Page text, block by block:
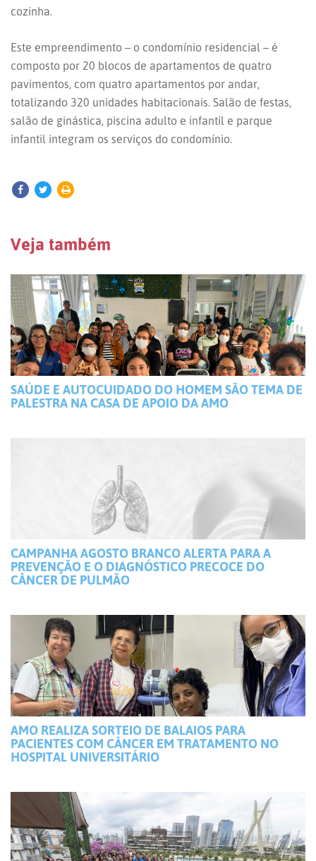
cozinha.
Este empreendimento – o condomínio residencial – é
composto por 20 blocos de apartamentos de quatro
pavimentos, com quatro apartamentos por andar,
totalizando 320 unidades habitacionais. Salão de festas,
salão de ginástica, piscina adulto e infantil e parque
infantil integram os serviços do condomínio.
Veja também
SAÚDE E AUTOCUIDADO DO HOMEM SÃO TEMA DE
PALESTRA NA CASA DE APOIO DA AMO
CAMPANHA AGOSTO BRANCO ALERTA PARA A
PREVENÇÃO E O DIAGNÓSTICO PRECOCE DO
CÂNCER DE PULMÃO
AMO REALIZA SORTEIO DE BALAIOS PARA
PACIENTES COM CÂNCER EM TRATAMENTO NO
HOSPITAL UNIVERSITÁRIO